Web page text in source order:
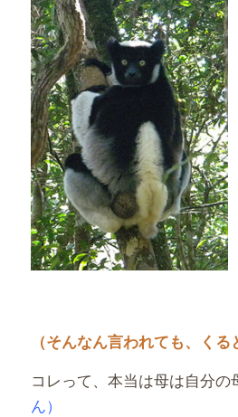
（そんなん言われても、くる
コレって、本当は母は自分の
ん）